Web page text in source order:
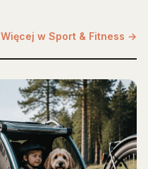
Więcej w Sport & Fitness →